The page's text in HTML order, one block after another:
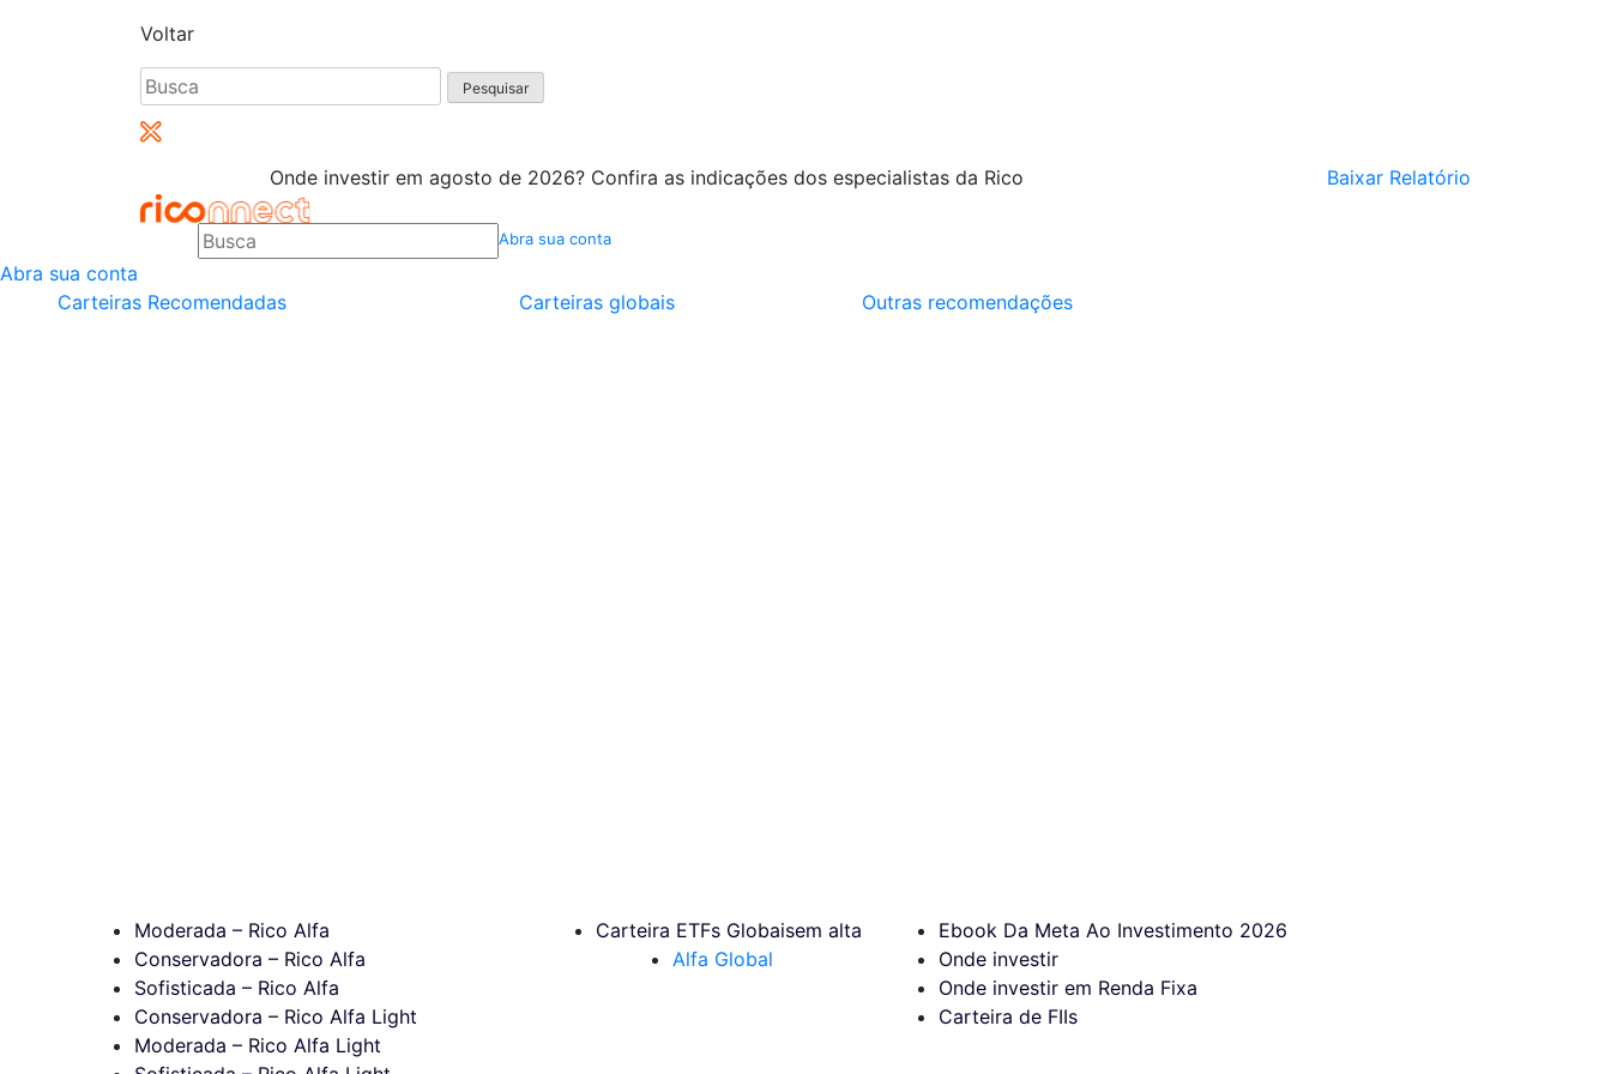
Voltar
Pesquisar
por:
Onde investir em agosto de 2026? Confira as indicações dos especialistas da Rico Baixar Relatório
Abra sua conta
Abra sua conta
Carteiras Recomendadas
Moderada – Rico Alfa
Conservadora – Rico Alfa
Sofisticada – Rico Alfa
Conservadora – Rico Alfa Light
Moderada – Rico Alfa Light
Carteiras globais
Carteira ETFs Globaisem alta
Alfa Global
Outras recomendações
Ebook Da Meta Ao Investimento 2026
Onde investir
Onde investir em Renda Fixa
Carteira de FIIs